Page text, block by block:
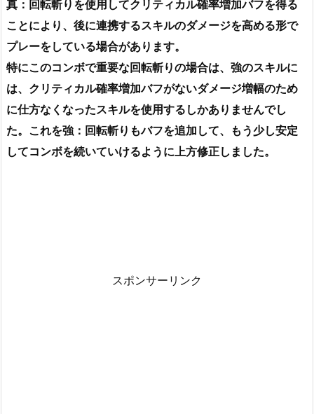
真：回転斬りを使用してクリティカル確率増加バフを得る
ことにより、後に連携するスキルのダメージを高める形で
プレーをしている場合があります。
特にこのコンボで重要な回転斬りの場合は、強のスキルに
は、クリティカル確率増加バフがないダメージ増幅のため
に仕方なくなったスキルを使用するしかありませんでし
た。これを強：回転斬りもバフを追加して、もう少し安定
してコンボを続いていけるように上方修正しました。
スポンサーリンク